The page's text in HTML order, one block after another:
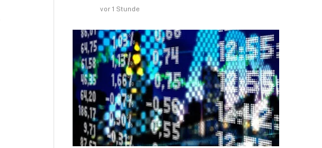
vor 1 Stunde